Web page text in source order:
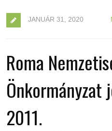
JANUÁR 31, 2020
Roma
Önkormányzat
2011.